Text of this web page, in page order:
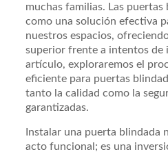
muchas familias. Las puertas
como una solución efectiva
nuestros espacios,
superior frente a intentos de
artículo, exploraremos el
eficiente para puertas
tanto la calidad como la
garantizadas.
Instalar una puerta blindada
acto funcional; es una